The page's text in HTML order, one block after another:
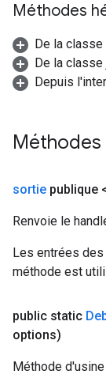
Méthodes
De la classe
De la classe
Depuis
sortie publique
Renvoie le
Les entrées
méthode est
public static
options)
Méthode